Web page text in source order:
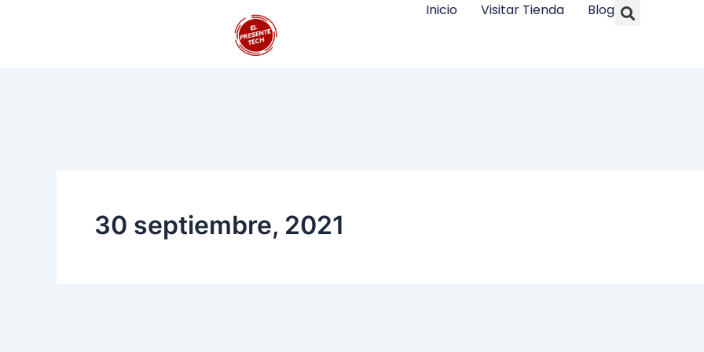
Inicio Visitar Tienda Blog Search
30 septiembre, 2021